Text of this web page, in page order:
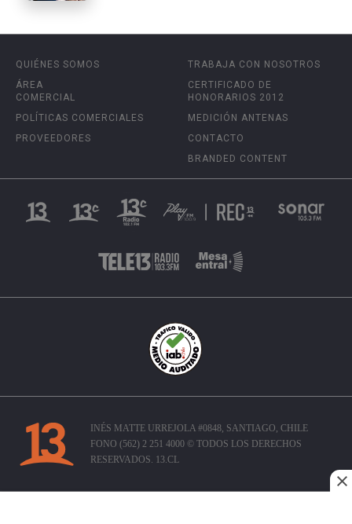
QUIÉNES SOMOS
ÁREA
COMERCIAL
POLÍTICAS COMERCIALES
PROVEEDORES
TRABAJA CON NOSOTROS
CERTIFICADO DE
HONORARIOS 2012
MEDICIÓN ANTENAS
CONTACTO
BRANDED CONTENT
INÉS MATTE URREJOLA #0848, SANTIAGO, CHILE
FONO (562) 2 251 4000 © TODOS LOS DERECHOS
RESERVADOS. 13.CL